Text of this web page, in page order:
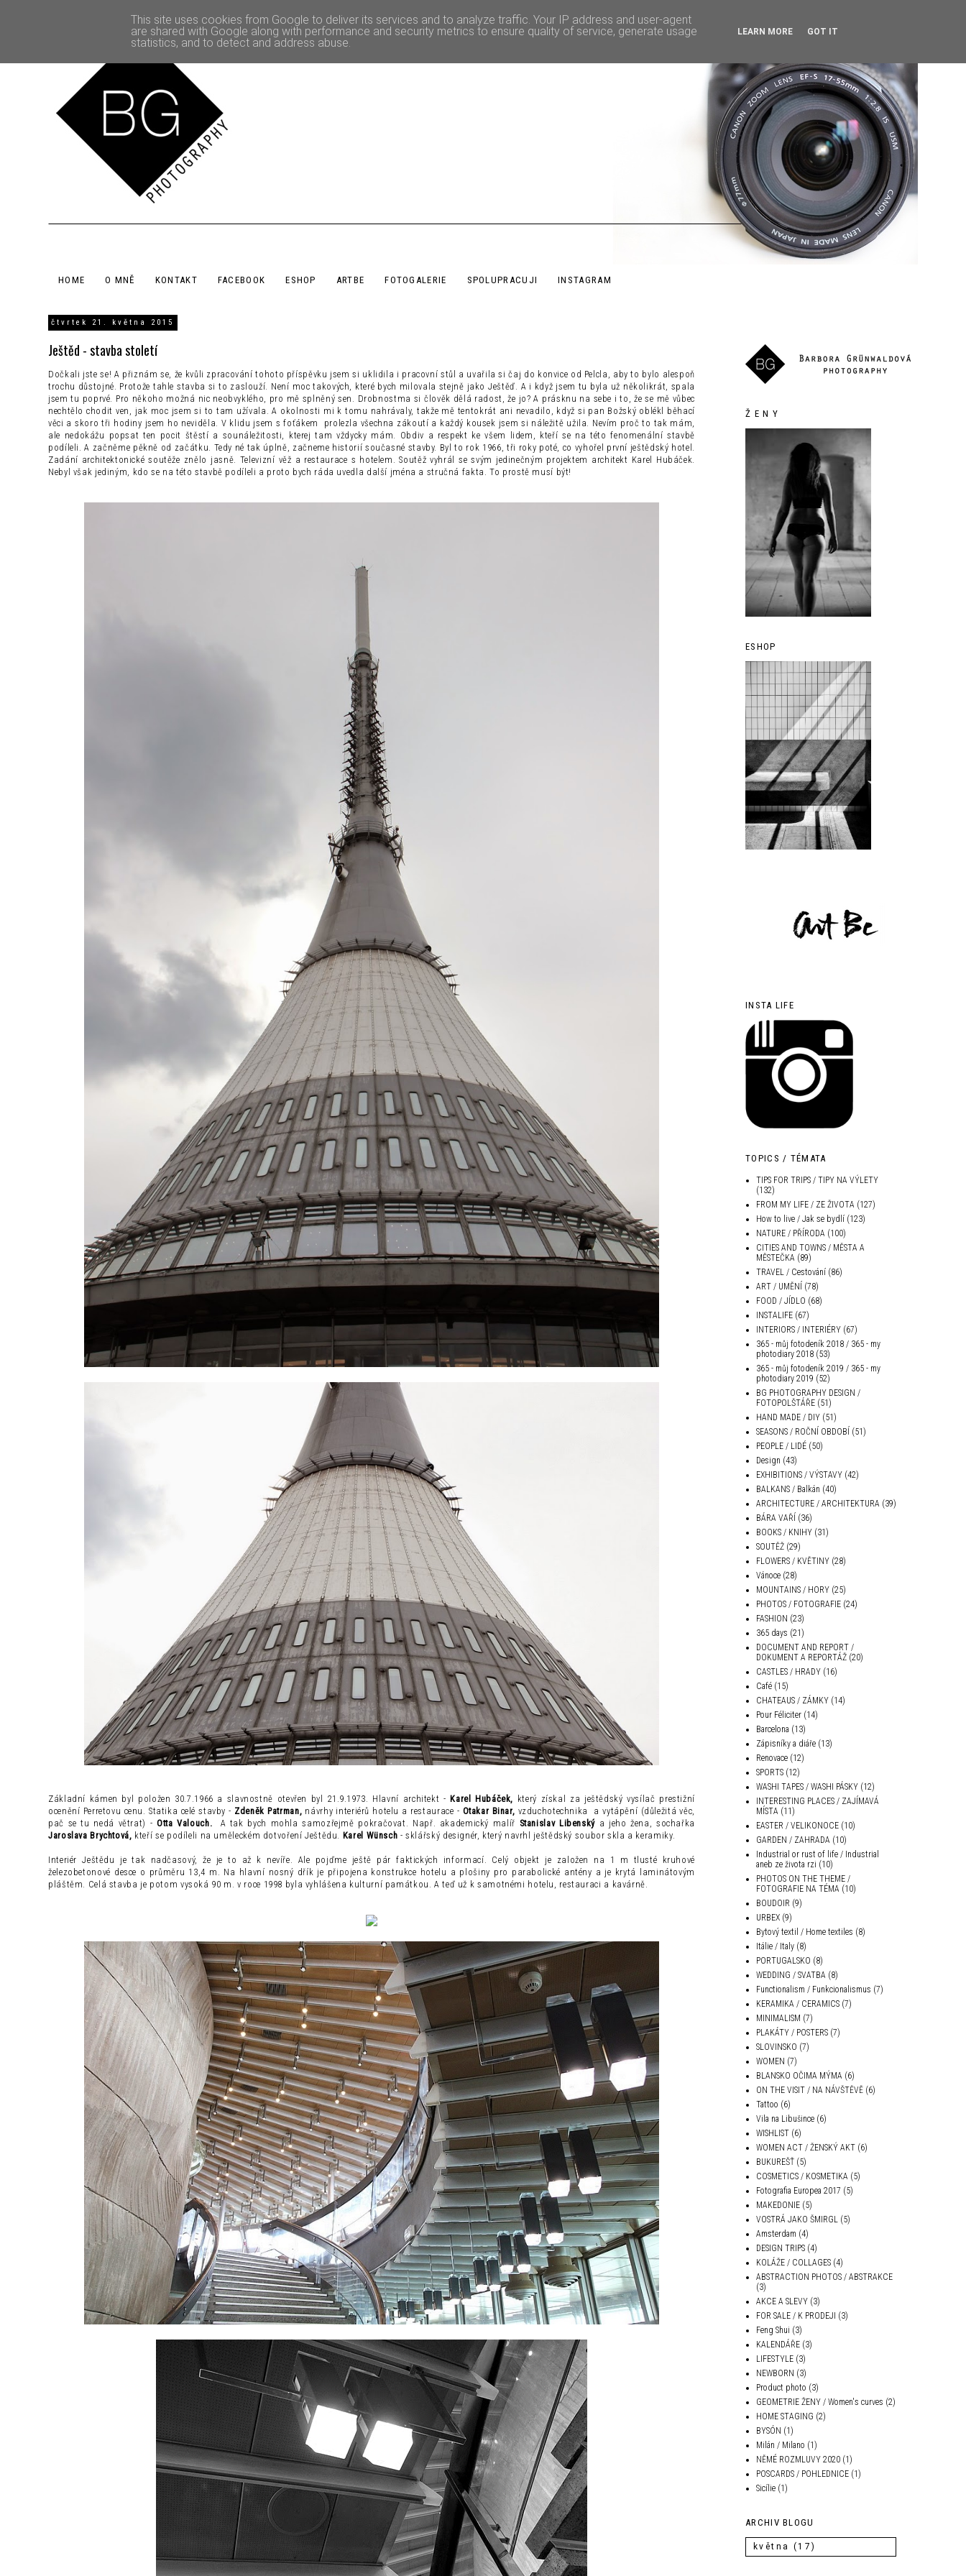
HOME O MNĚ KONTAKT FACEBOOK ESHOP ARTBE FOTOGALERIE SPOLUPRACUJI INSTAGRAM
čtvrtek 21. května 2015
Ještěd - stavba století
Dočkali jste se! A přiznám se, že kvůli zpracování tohoto příspěvku jsem si uklidila i pracovní stůl a uvařila si čaj do konvice od Pelcla, aby to bylo alespoň
trochu důstojné. Protože tahle stavba si to zaslouží. Není moc takových, které bych milovala stejně jako Ještěď. A i když jsem tu byla už několikrát, spala
jsem tu poprvé. Pro někoho možná nic neobvyklého, pro mě splněný sen. Drobnostma si člověk dělá radost, že jo? A prásknu na sebe i to, že se mě vůbec
nechtělo chodit ven, jak moc jsem si to tam užívala. A okolnosti mi k tomu nahrávaly, takže mě tentokrát ani nevadilo, když si pan Božský oblékl běhací
věci a skoro tři hodiny jsem ho neviděla. V klidu jsem s foťákem prolezla všechna zákoutí a každý kousek jsem si náležitě užila. Nevím proč to tak mám,
ale nedokážu popsat ten pocit štěstí a sounáležitosti, kterej tam vždycky mám. Obdiv a respekt ke všem lidem, kteří se na této fenomenální stavbě
podíleli. A začněme pěkně od začátku. Tedy né tak úplně, začneme historií současné stavby. Byl to rok 1966, tři roky poté, co vyhořel první ještědský hotel.
Zadání architektonické soutěže znělo jasně. Televizní věž a restaurace s hotelem. Soutěž vyhrál se svým jedinečným projektem architekt Karel Hubáček.
Nebyl však jediným, kdo se na této stavbě podíleli a proto bych ráda uvedla další jména a stručná fakta. To prostě musí být!
Základní kámen byl položen 30.7.1966 a slavnostně otevřen byl 21.9.1973. Hlavní architekt - Karel Hubáček, který získal za ještědský vysílač prestižní
ocenění Perretovu cenu. Statika celé stavby - Zdeněk Patrman, návrhy interiérů hotelu a restaurace - Otakar Binar, vzduchotechnika a vytápění (důležitá věc,
pač se tu nedá větrat) - Otta Valouch. A tak bych mohla samozřejmě pokračovat. Např. akademický malíř Stanislav Libenskýa jeho žena, sochařka
Jaroslava Brychtová, kteří se podíleli na uměleckém dotvoření Ještědu. Karel Wünsch - sklářský designér, který navrhl ještědský soubor skla a keramiky.
Interiér Ještědu je tak nadčasový, že je to až k nevíře. Ale pojďme ještě pár faktických informací. Celý objekt je založen na 1 m tlusté kruhové
železobetonové desce o průměru 13,4 m. Na hlavní nosný dřík je připojena konstrukce hotelu a plošiny pro parabolické antény a je krytá laminátovým
pláštěm. Celá stavba je potom vysoká 90 m. v roce 1998 byla vyhlášena kulturní památkou. A teď už k samotnémi hotelu, restauraci a kavárně.
Ž E N Y
ESHOP
INSTA LIFE
TOPICS / TÉMATA
TIPS FOR TRIPS / TIPY NA VÝLETY
(132)
FROM MY LIFE / ZE ŽIVOTA (127)
How to live / Jak se bydlí (123)
NATURE / PŘÍRODA (100)
CITIES AND TOWNS / MĚSTA A
MĚSTEČKA (89)
TRAVEL / Cestování (86)
ART / UMĚNÍ (78)
FOOD / JÍDLO (68)
INSTALIFE (67)
INTERIORS / INTERIÉRY (67)
365 - můj fotodeník 2018 / 365 - my
photodiary 2018 (53)
365 - můj fotodeník 2019 / 365 - my
photodiary 2019 (52)
BG PHOTOGRAPHY DESIGN /
FOTOPOLŠTÁŘE (51)
HAND MADE / DIY (51)
SEASONS / ROČNÍ OBDOBÍ (51)
PEOPLE / LIDÉ (50)
Design (43)
EXHIBITIONS / VÝSTAVY (42)
BALKANS / Balkán (40)
ARCHITECTURE / ARCHITEKTURA (39)
BÁRA VAŘÍ (36)
BOOKS / KNIHY (31)
SOUTĚŽ (29)
FLOWERS / KVĚTINY (28)
Vánoce (28)
MOUNTAINS / HORY (25)
PHOTOS / FOTOGRAFIE (24)
FASHION (23)
365 days (21)
DOCUMENT AND REPORT /
DOKUMENT A REPORTÁŽ (20)
CASTLES / HRADY (16)
Café (15)
CHATEAUS / ZÁMKY (14)
Pour Féliciter (14)
Barcelona (13)
Zápisníky a diáře (13)
Renovace (12)
SPORTS (12)
WASHI TAPES / WASHI PÁSKY (12)
INTERESTING PLACES / ZAJÍMAVÁ
MÍSTA (11)
EASTER / VELIKONOCE (10)
GARDEN / ZAHRADA (10)
Industrial or rust of life / Industrial
aneb ze života rzi (10)
PHOTOS ON THE THEME /
FOTOGRAFIE NA TÉMA (10)
BOUDOIR (9)
URBEX (9)
Bytový textil / Home textiles (8)
Itálie / Italy (8)
PORTUGALSKO (8)
WEDDING / SVATBA (8)
Functionalism / Funkcionalismus (7)
KERAMIKA / CERAMICS (7)
MINIMALISM (7)
PLAKÁTY / POSTERS (7)
SLOVINSKO (7)
WOMEN (7)
BLANSKO OČIMA MÝMA (6)
ON THE VISIT / NA NÁVŠTĚVĚ (6)
Tattoo (6)
Vila na Libušince (6)
WISHLIST (6)
WOMEN ACT / ŽENSKÝ AKT (6)
BUKUREŠŤ (5)
COSMETICS / KOSMETIKA (5)
Fotografia Europea 2017 (5)
MAKEDONIE (5)
VOSTRÁ JAKO ŠMIRGL (5)
Amsterdam (4)
DESIGN TRIPS (4)
KOLÁŽE / COLLAGES (4)
ABSTRACTION PHOTOS / ABSTRAKCE
(3)
AKCE A SLEVY (3)
FOR SALE / K PRODEJI (3)
Feng Shui (3)
KALENDÁŘE (3)
LIFESTYLE (3)
NEWBORN (3)
Product photo (3)
GEOMETRIE ŽENY / Women's curves (2)
HOME STAGING (2)
BYSÓN (1)
Milán / Milano (1)
NĚMÉ ROZMLUVY 2020 (1)
POSCARDS / POHLEDNICE (1)
Sicílie (1)
ARCHIV BLOGU
This site uses cookies from Google to deliver its services and to analyze traffic. Your IP address and user-agent
are shared with Google along with performance and security metrics to ensure quality of service, generate usage
statistics, and to detect and address abuse.
LEARN MORE GOT IT